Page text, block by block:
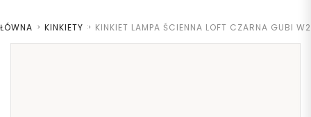
> KINKIETY > KINKIET LAMPA ŚCIENNA LOFT CZARNA GUBI W2